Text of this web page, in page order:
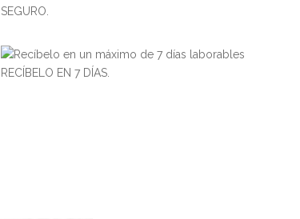
SEGURO.
RECÍBELO EN 7 DÍAS.